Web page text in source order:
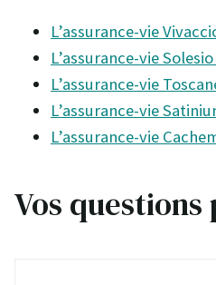
L’assurance-vie
L’assurance-vie
L’assurance-vie
L’assurance-vie
L’assurance-vie
Vos